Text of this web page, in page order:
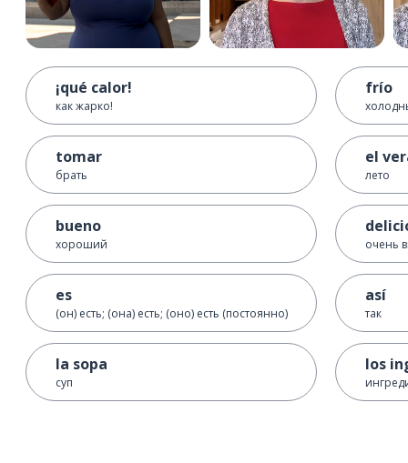
¡qué calor!
как жарко!
tomar
брать
bueno
хороший
es
(он) есть; (она) есть; (оно) есть (постоянно)
la sopa
суп
frío
el
лето
очень
así
так
los